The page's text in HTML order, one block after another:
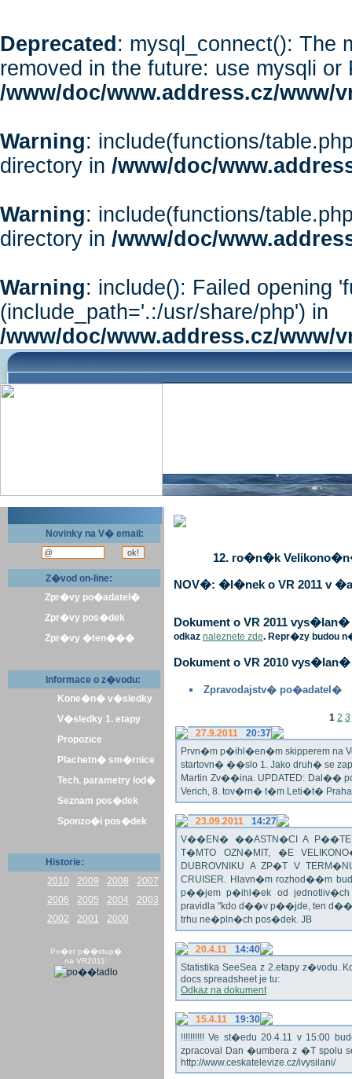
Deprecated : mysql_connect(): The
removed in the future: use mysqli or
/www/doc/www.address.cz/www/
Warning: include(functions/
directory in /www/doc/
Warning: include(functions/
directory in /www/doc/
Warning: include(): Failed opening
(include_path='.:/usr/share/php') in
/www/doc/www.address.cz/www/
Novinky na V� email:
Z�vod on-line:
Zpr�vy po�adatel�
Zpr�vy pos�dek
Zpr�vy �ten���
Informace o z�vodu:
Kone�n� v�sledky
V�sledky 1. etapy
Propozice
Plachetn� sm�rnice
Tech. parametry lod�
Seznam pos�dek
Sponzo�i pos�dek
Historie:
2010
2009 2008
2007
2006
2005 2004
2003
2002
2001 2000
Po�et p��stup�
na VR2011:
12. ro�n�k
NOV�: �l�nek o VR 2011 v
Dokument o VR 2011
odkaz naleznete zde. Repr�zy budou
Dokument o VR 2010
Zpravodajstv� po�adatel�
1 2 3
27.9.2011
20:37
Prvn�m p�ihl�en�m skipperem na
startovn� ��slo 1. Jako druh� se
Martin Zv��ina. UPDATED: Dal��
Verich, 8. tov�rn� t�m Leti�t� Praha
23.09.2011
14:27
V��EN� ��ASTN�CI A
T�MTO OZN�MIT, �E
DUBROVNIKU A ZP�T V
CRUISER. Hlavn�m rozhod��m
p��jem p�ihl�ek od
pravidla "kdo d��v p��jde, ten
trhu ne�pln�ch pos�dek. JB
20.4.11
14:40
Statistika SeeSea z 2.etapy z�vodu.
docs spreadsheet je tu:
Odkaz na dokument
15.4.11
19:30
!!!!!!!!!! Ve st�edu 20.4.11 v 15:00
zpracoval Dan �umbera z �T spolu
http://www.ceskatelevize.cz/ivysilani/